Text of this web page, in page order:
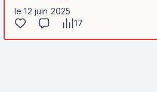
le 12 juin 2025
17